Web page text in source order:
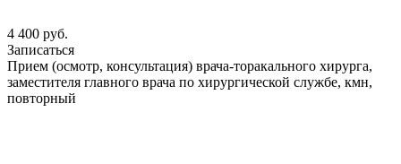
4 400 руб.
Записаться
Прием (осмотр, консультация) врача-торакального хирурга,
заместителя главного врача по хирургической службе, кмн,
повторный